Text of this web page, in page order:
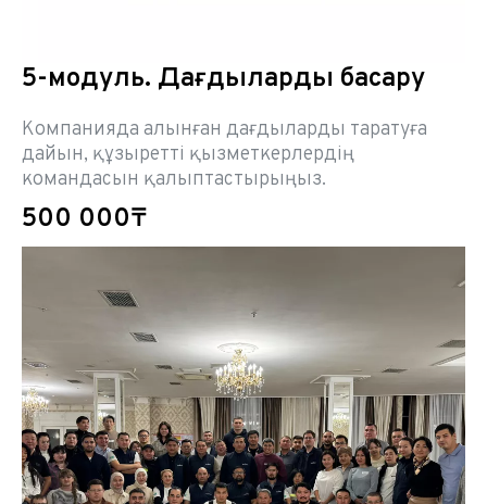
5-модуль. Дағдыларды басқару
Компанияда алынған дағдыларды таратуға
дайын, құзыретті қызметкерлердің
командасын қалыптастырыңыз.
500 000₸